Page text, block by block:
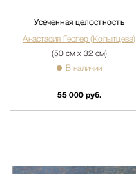
Усеченная целостность
Анастасия Геспер (Копытцева)
(50 см х 32 см)
В наличии
55 000 руб.